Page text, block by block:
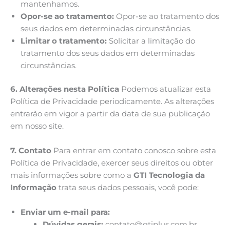
mantenhamos.
Opor-se ao tratamento: Opor-se ao tratamento dos
seus dados em determinadas circunstâncias.
Limitar o tratamento: Solicitar a limitação do
tratamento dos seus dados em determinadas
circunstâncias.
6. Alterações nesta Política Podemos atualizar esta
Política de Privacidade periodicamente. As alterações
entrarão em vigor a partir da data de sua publicação
em nosso site.
7. Contato Para entrar em contato conosco sobre esta
Política de Privacidade, exercer seus direitos ou obter
mais informações sobre como a GTI Tecnologia da
Informação trata seus dados pessoais, você pode:
Enviar um e-mail para: